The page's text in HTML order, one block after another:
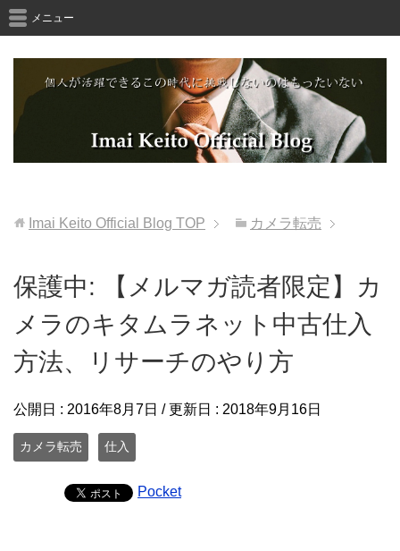
メニュー
Imai Keito Official Blog TOP カメラ転売
保護中: 【メルマガ読者限定】カ
メラのキタムラネット中古仕入
方法、リサーチのやり方
公開日 : 2016年8月7日 / 更新日 : 2018年9月16日
カメラ転売 仕入
Pocket